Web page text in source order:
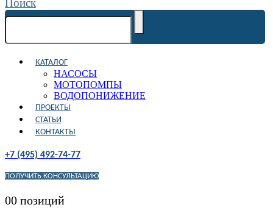
КАТАЛОГ
НАСОСЫ
МОТОПОМПЫ
ВОДОПОНИЖЕНИЕ
ПРОЕКТЫ
СТАТЬИ
КОНТАКТЫ
+7 (495) 492-74-77
ПОЛУЧИТЬ КОНСУЛЬТАЦИЮ
00 позиций